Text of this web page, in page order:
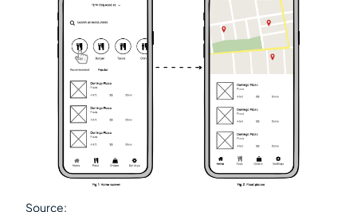
Source: